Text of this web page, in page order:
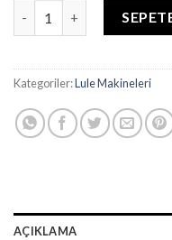
Tenghoda20- 25-28-38
Kategoriler:Lule Makineleri
AÇIKLAMA